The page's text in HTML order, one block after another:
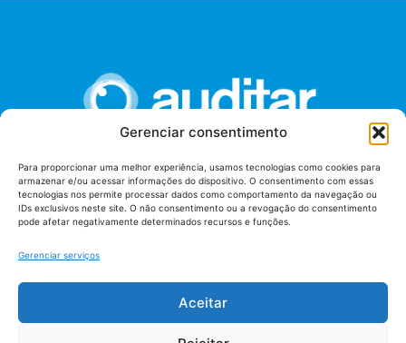
Gerenciar consentimento
Para proporcionar uma melhor experiência, usamos tecnologias como cookies para
armazenar e/ou acessar informações do dispositivo. O consentimento com essas
tecnologias nos permite processar dados como comportamento da navegação ou
IDs exclusivos neste site. O não consentimento ou a revogação do consentimento
pode afetar negativamente determinados recursos e funções.
Gerenciar serviços
Aceitar
União dos Auditores Federais de Controle Externo -
AUDITAR
Setor de Administração Federal Sul (SAF/Sul), Qd. 04, Lt. 01
Tribunal de Contas da União (TCU), Subsolo, Sala S04
Termos de uso